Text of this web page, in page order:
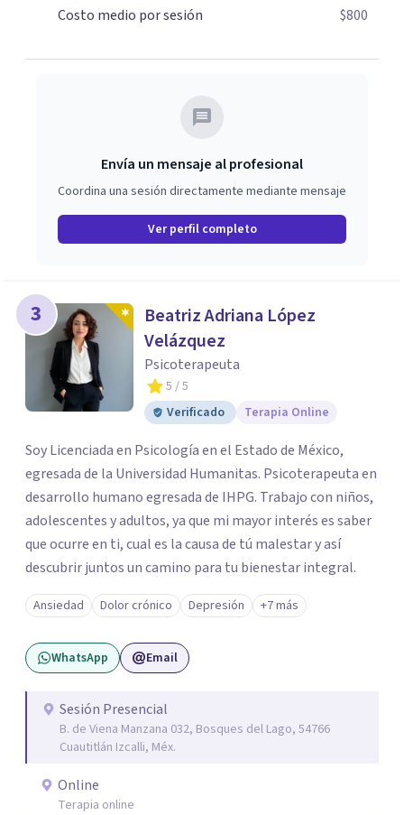
Costo medio por sesión $800
Envía un mensaje al profesional
Coordina una sesión directamente mediante mensaje
Ver perfil completo
3
Beatriz Adriana López
Velázquez
Psicoterapeuta
5 / 5
Verificado
Terapia Online
Soy Licenciada en Psicología en el Estado de México,
egresada de la Universidad Humanitas. Psicoterapeuta en
desarrollo humano egresada de IHPG. Trabajo con niños,
adolescentes y adultos, ya que mi mayor interés es saber
que ocurre en ti, cual es la causa de tú malestar y así
descubrir juntos un camino para tu bienestar integral.
Ansiedad Dolor crónico Depresión +7 más
WhatsApp Email
Sesión Presencial
B. de Viena Manzana 032, Bosques del Lago, 54766
Cuautitlán Izcalli, Méx.
Online
Terapia online